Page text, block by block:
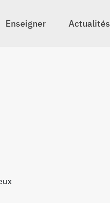
Enseigner Actualités